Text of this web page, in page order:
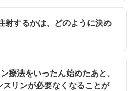
するかは、どのように決め
療法をいったん始めたあと、
スリンが必要なくなることが